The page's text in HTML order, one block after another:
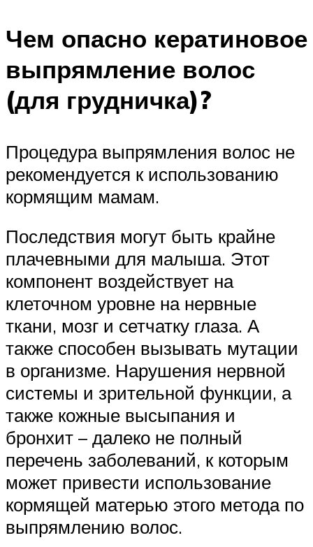
Чем опасно кератиновое
выпрямление волос
(для грудничка)?
Процедура выпрямления волос не
рекомендуется к использованию
кормящим мамам.
Последствия могут быть крайне
плачевными для малыша. Этот
компонент воздействует на
клеточном уровне на нервные
ткани, мозг и сетчатку глаза. А
также способен вызывать мутации
в организме. Нарушения нервной
системы и зрительной функции, а
также кожные высыпания и
бронхит – далеко не полный
перечень заболеваний, к которым
может привести использование
кормящей матерью этого метода по
выпрямлению волос.